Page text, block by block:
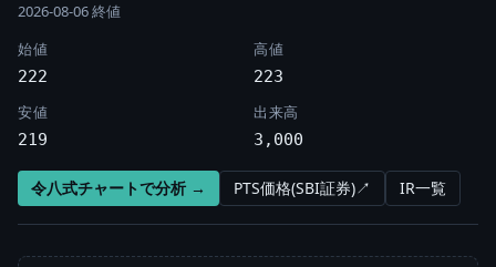
2026-08-06 終値
始値
222
高値
223
安値
219
出来高
3,000
令八式チャートで分析 → PTS価格(SBI証券)↗ IR一覧